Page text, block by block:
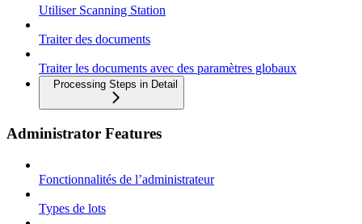
Utiliser Scanning Station
Traiter des documents
Traiter les documents avec des paramètres globaux
Processing Steps in Detail
Administrator Features
Fonctionnalités de l’administrateur
Types de lots